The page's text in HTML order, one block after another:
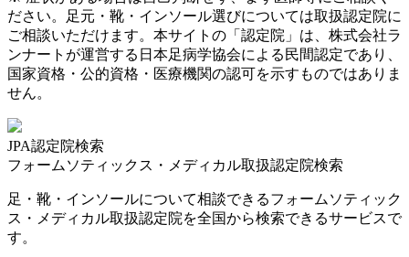
ださい。足元・靴・インソール選びについては取扱認定院に
ご相談いただけます。本サイトの「認定院」は、株式会社ラ
ンナートが運営する日本足病学協会による民間認定であり、
国家資格・公的資格・医療機関の認可を示すものではありま
せん。
JPA認定院検索
フォームソティックス・メディカル取扱認定院検索
足・靴・インソールについて相談できるフォームソティック
ス・メディカル取扱認定院を全国から検索できるサービスで
す。